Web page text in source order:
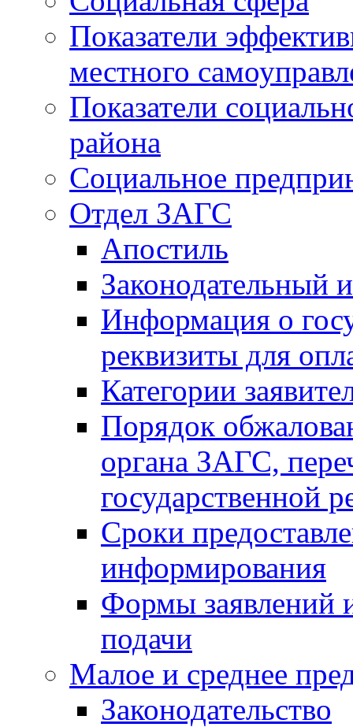
Показатели
местного
Показатели
района
Социальное
Отдел ЗАГС
Апостиль
Законодательный
Информация о
реквизиты для
Категории
Порядок
органа ЗАГС,
государственной
Сроки
информирования
Формы заявлений
подачи
Малое и среднее
Законодательство